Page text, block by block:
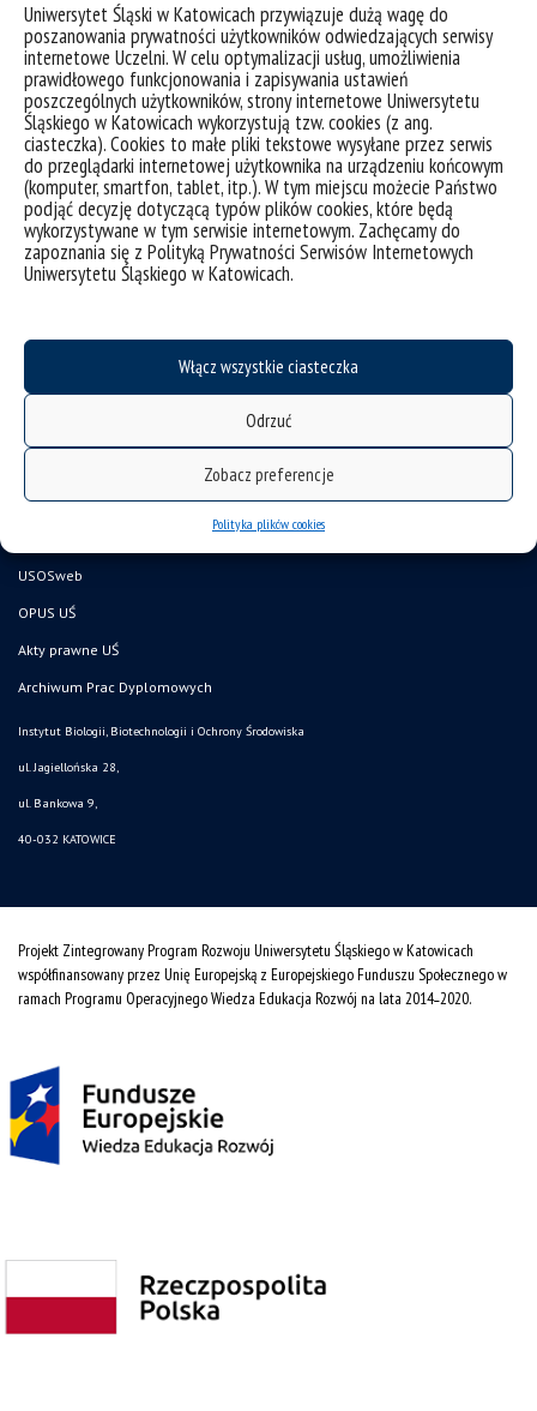
Uniwersytet Śląski w Katowicach przywiązuje dużą wagę do
poszanowania prywatności użytkowników odwiedzających serwisy
internetowe Uczelni. W celu optymalizacji usług, umożliwienia
prawidłowego funkcjonowania i zapisywania ustawień
poszczególnych użytkowników, strony internetowe Uniwersytetu
Śląskiego w Katowicach wykorzystują tzw. cookies (z ang.
ciasteczka). Cookies to małe pliki tekstowe wysyłane przez serwis
do przeglądarki internetowej użytkownika na urządzeniu końcowym
(komputer, smartfon, tablet, itp.). W tym miejscu możecie Państwo
podjąć decyzję dotyczącą typów plików cookies, które będą
wykorzystywane w tym serwisie internetowym. Zachęcamy do
zapoznania się z Polityką Prywatności Serwisów Internetowych
Uniwersytetu Śląskiego w Katowicach.
Włącz wszystkie ciasteczka
Odrzuć
Zobacz preferencje
Polityka plików cookies
kategorie:aktualności kursy, szkolenia, warsztaty
wydarzenia
tagi :komunikacja prezentacja badań szkolenia szkoła popularyzacji nauki
warsztaty
wystąpienia
Wydział Nauk Przyrodniczych
Kandydat
USOSweb
OPUS UŚ
Akty prawne UŚ
Archiwum Prac Dyplomowych
Instytut Biologii, Biotechnologii i Ochrony Środowiska
ul. Jagiellońska 28,
ul. Bankowa 9,
40-032 KATOWICE
Projekt Zintegrowany Program Rozwoju Uniwersytetu Śląskiego w Katowicach
współfinansowany przez Unię Europejską z Europejskiego Funduszu Społecznego w
ramach Programu Operacyjnego Wiedza Edukacja Rozwój na lata 2014˗2020.